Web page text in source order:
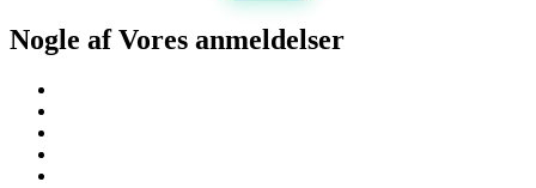
Nogle af Vores anmeldelser